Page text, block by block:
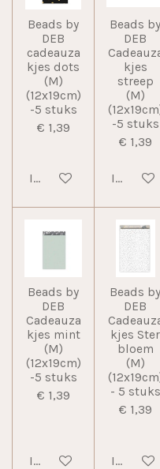
Beads by
DEB
cadeauza
kjes dots
(M)
(12x19cm)
-5 stuks
€ 1,39
In winkelwagen
Beads by
DEB
kjes
streep
(M)
-5 stuks
€ 1,39
In
Beads by
DEB
Cadeauza
kjes mint
(M)
(12x19cm)
-5 stuks
€ 1,39
In winkelwagen
Beads by
DEB
kjes Ster
bloem
(M)
- 5 stuks
€ 1,39
In